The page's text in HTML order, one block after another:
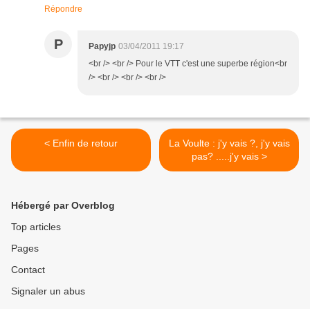
Répondre
P Papyjp 03/04/2011 19:17
<br /> <br /> Pour le VTT c'est une superbe région<br
/> <br /> <br /> <br />
< Enfin de retour
La Voulte : j'y vais ?, j'y vais
pas? .....j'y vais >
Hébergé par Overblog
Top articles
Pages
Contact
Signaler un abus